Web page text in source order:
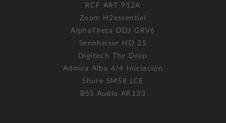
RCF ART 912A
Zoom H2essential
AlphaTheta DDJ GRV6
Sennheiser HD 25
Digitech The Drop
Admira Alba 4/4 Iniciación
Shure SM58 LCE
BSS Audio AR133